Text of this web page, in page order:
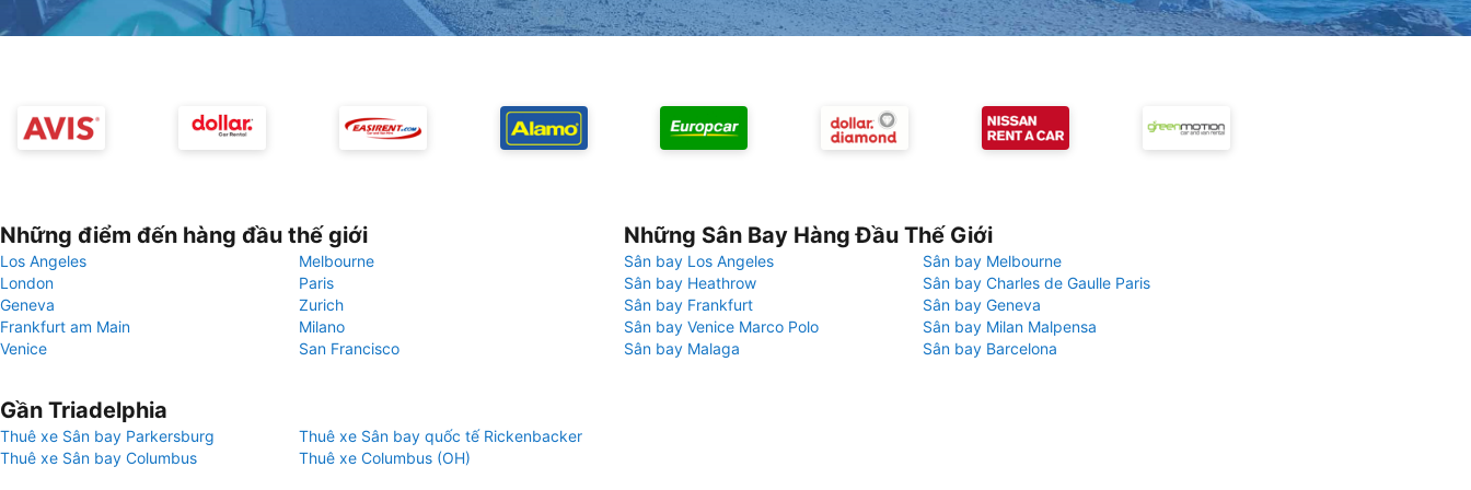
Những điểm đến hàng đầu thế giới
Los Angeles
Melbourne
London
Paris
Geneva
Zurich
Frankfurt am Main
Milano
Venice
San Francisco
Những Sân Bay Hàng Đầu Thế Giới
Sân bay Los Angeles
Sân bay Melbourne
Sân bay Heathrow
Sân bay Charles de Gaulle Paris
Sân bay Frankfurt
Sân bay Geneva
Sân bay Venice Marco Polo
Sân bay Milan Malpensa
Sân bay Malaga
Sân bay Barcelona
Gần Triadelphia
Thuê xe Sân bay Parkersburg
Thuê xe Sân bay quốc tế Rickenbacker
Thuê xe Sân bay Columbus
Thuê xe Columbus (OH)